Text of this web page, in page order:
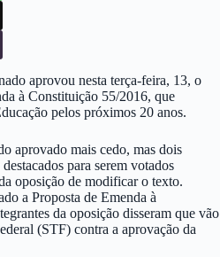
aprovou nesta terça-feira, 13, o
à Constituição 55/2016, que
pelos próximos 20 anos.
aprovado mais cedo, mas dois
para serem votados
oposição de modificar o texto.
a Proposta de Emenda à
da oposição disseram que vão
(STF) contra a aprovação da